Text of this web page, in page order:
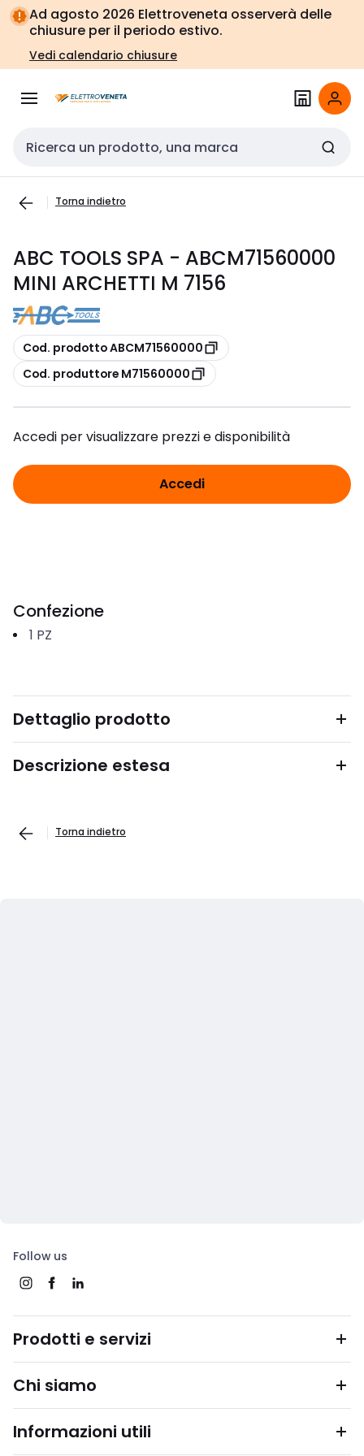
Vai alla
navigazione
Vai
alla
pagina
Ad agosto 2026 Elettroveneta osserverà delle
chiusure per il periodo estivo.
Vedi calendario chiusure
Cerca input
Torna indietro
ABC TOOLS SPA - ABCM71560000
MINI ARCHETTI M 7156
copia
Cod. prodotto ABCM71560000
copia
Cod. produttore M71560000
Accedi per visualizzare prezzi e disponibilità
Accedi
Confezione
1 PZ
Dettaglio prodotto
Descrizione estesa
Torna indietro
Follow us
Prodotti e servizi
Chi siamo
Informazioni utili